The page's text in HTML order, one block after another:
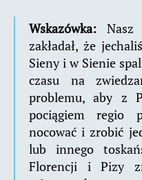
Wskazówka: Nasz
zakładał, że
Sieny i w Sienie
czasu na
problemu, aby z
pociągiem regio
nocować i zrobić
lub innego
Florencji i Pizy